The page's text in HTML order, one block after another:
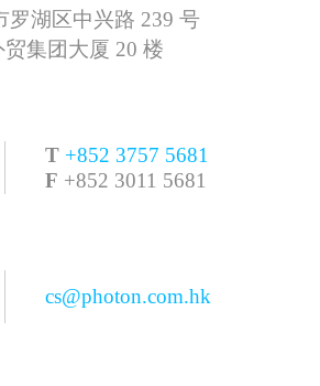
罗湖区中兴路 239 号
贸集团大厦 20 楼
T +852 3757 5681
F +852 3011 5681
cs@photon.com.hk